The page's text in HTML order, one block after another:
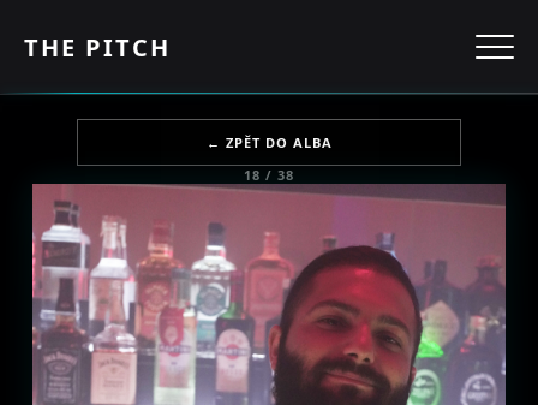
THE PITCH
← ZPĚT DO ALBA
18 / 38